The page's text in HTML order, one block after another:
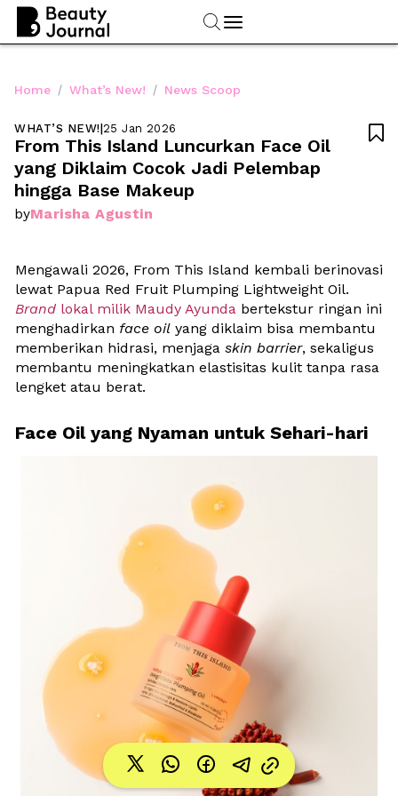
Home / What’s New! / News Scoop
WHAT’S NEW!|25 Jan 2026
From This Island Luncurkan Face Oil
yang Diklaim Cocok Jadi Pelembap
hingga Base Makeup
byMarisha Agustin

Mengawali 2026, From This Island kembali berinovasi
Brand lokal milik Maudy Ayunda bertekstur ringan ini
menghadirkan face oil yang diklaim bisa membantu
memberikan hidrasi, menjaga skin barrier, sekaligus
membantu meningkatkan elastisitas kulit tanpa rasa
lengket atau berat.
Face Oil yang Nyaman untuk Sehari-hari